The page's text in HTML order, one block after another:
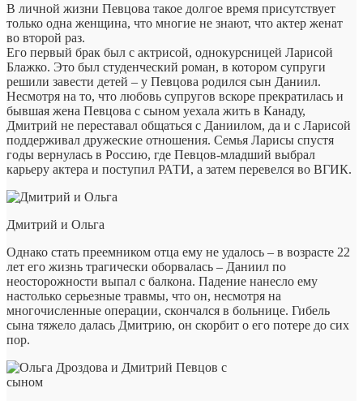
В личной жизни Певцова такое долгое время присутствует
только одна женщина, что многие не знают, что актер женат
во второй раз.
Его первый брак был с актрисой, однокурсницей Ларисой
Блажко. Это был студенческий роман, в котором супруги
решили завести детей – у Певцова родился сын Даниил.
Несмотря на то, что любовь супругов вскоре прекратилась и
бывшая жена Певцова с сыном уехала жить в Канаду,
Дмитрий не переставал общаться с Даниилом, да и с Ларисой
поддерживал дружеские отношения. Семья Ларисы спустя
годы вернулась в Россию, где Певцов-младший выбрал
карьеру актера и поступил РАТИ, а затем перевелся во ВГИК.
Дмитрий и Ольга
Однако стать преемником отца ему не удалось – в возрасте 22
лет его жизнь трагически оборвалась – Даниил по
неосторожности выпал с балкона. Падение нанесло ему
настолько серьезные травмы, что он, несмотря на
многочисленные операции, скончался в больнице. Гибель
сына тяжело далась Дмитрию, он скорбит о его потере до сих
пор.